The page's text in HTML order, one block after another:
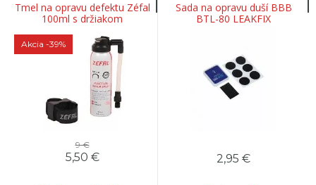
Tmel na opravu defektu Zéfal
100ml s držiakom
Akcia -39%
9 €
5,50 €
Sada na opravu duší BBB
BTL-80 LEAKFIX
2,95 €